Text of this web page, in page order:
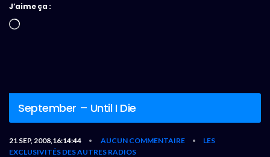
J’aime ça :
Chargement…
September – Until I Die
21 SEP, 2008,16:14:44 • AUCUN COMMENTAIRE •
LES
EXCLUSIVITÉS DES AUTRES RADIOS